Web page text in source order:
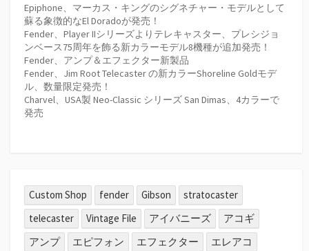
Epiphone、マーカス・キングのシグネチャー・モデルとして
蘇る象徴的なEl Doradoが発売！
Fender、Player IIシリーズよりテレキャスター、プレシジョ
ンベース75周年を飾る新カラーモデル8機種が追加発売！
Fender、アンプ＆エフェクター新製品
Fender、Jim Root Telecaster の新カラーShoreline Goldモデ
ル、数量限定発売！
Charvel、USA製 Neo-Classic シリーズ San Dimas、4カラーで
発売
Custom Shop fender Gibson
stratocaster
telecaster
Vintage File アイバニーズ
アコギ
アンプ
エピフォン エフェクター
エレアコ